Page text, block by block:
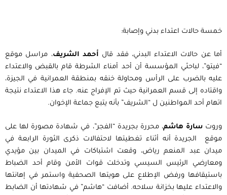
خمسة حالات اعتداء بدني وإصابة:
أما عن حالات الاعتداء البدني، فقد قالأحمد الشريف، مراسل موقع
“فيتو”، لباحثي المؤسسة أن أحد أمناء الشرطة قام بالقبض والاعتداء
عليه بالضرب على الرأس ومحاولة خنقه بمنطقة العمرانية في الجيزة،
واقتاده إلى قسم العمرانية حيث تم الإفراج عنه. جاء هذا الاعتداء نتيجة
اتهام أحد المواطنين ل “الشريف” بأنه يتبع جماعة الإخوان.
وروت سارة هاشم، محررة بجريدة “الفجر”، في شهادة مصورة لها على
موقع الجريدة أنه أثناء تغطيتها لاحتفالات ذكرى الثورة الرابعة في
ميدان عبد المنعم رياض، وقعت اشتباكات في الميدان بين مؤيدي
ومعارضي الرئيس السيسي وتدخلت قوات الأمن وقام أحد الضباط
باستيقافها ورفض الإطلاع على هويتها الصحفية واستمر في إهانتها
والاعتداء عليها بخزانة سلاحه. أضافت “هاشم” في شهادتها أن الضابط